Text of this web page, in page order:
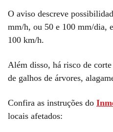
O aviso descreve
mm/h, ou 50 e 100 mm/dia,
100 km/h.
Além disso, há risco de
de galhos de árvores,
Confira as instruções do
locais afetados: